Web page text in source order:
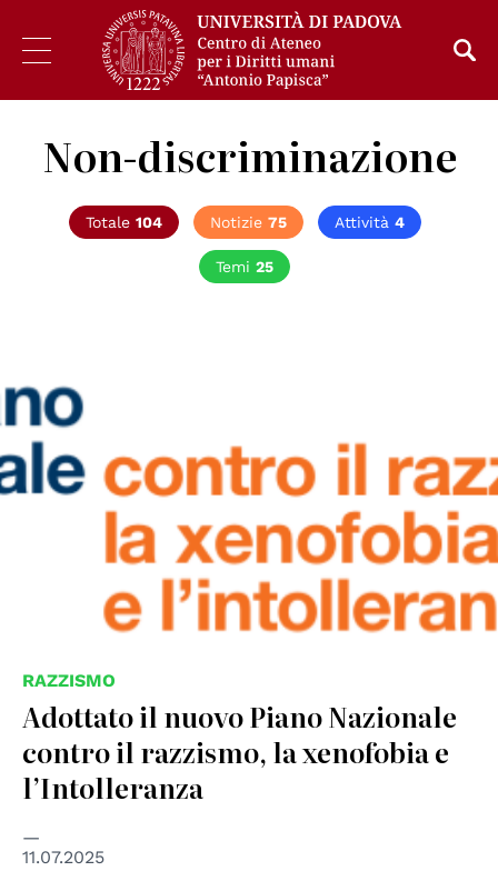
Non-discriminazione
Totale 104 Notizie 75 Attività 4
Temi 25
RAZZISMO
Adottato il nuovo Piano Nazionale
contro il razzismo, la xenofobia e
l’Intolleranza
11.07.2025